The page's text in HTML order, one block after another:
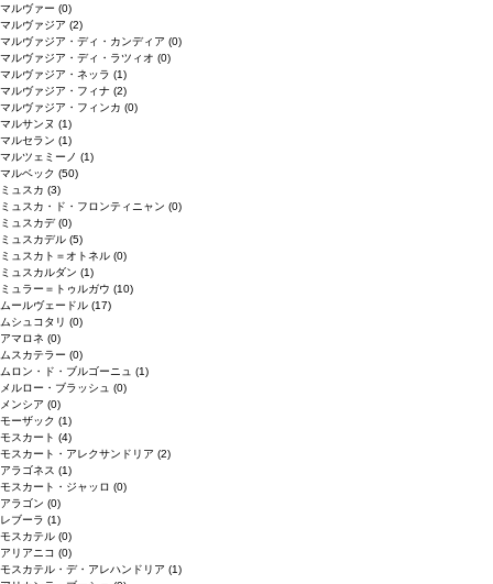
マルヴァー (0)
マルヴァジア (2)
マルヴァジア・ディ・カンディア (0)
マルヴァジア・ディ・ラツィオ (0)
マルヴァジア・ネッラ (1)
マルヴァジア・フィナ (2)
マルヴァジア・フィンカ (0)
マルサンヌ (1)
マルセラン (1)
マルツェミーノ (1)
マルベック (50)
ミュスカ (3)
ミュスカ・ド・フロンティニャン (0)
ミュスカデ(0)
ミュスカデル (5)
ミュスカト＝オトネル (0)
ミュスカルダン (1)
ミュラー＝トゥルガウ (10)
ムールヴェードル (17)
ムシュコタリ (0)
アマロネ (0)
ムスカテラー (0)
ムロン・ド・ブルゴーニュ (1)
メルロー・ブラッシュ (0)
メンシア (0)
モーザック (1)
モスカート (4)
モスカート・アレクサンドリア (2)
アラゴネス (1)
モスカート・ジャッロ (0)
アラゴン (0)
レブーラ (1)
モスカテル (0)
アリアニコ (0)
モスカテル・デ・アレハンドリア (1)